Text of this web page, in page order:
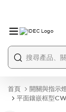
首頁 開關與指示
平面鑲嵌框型